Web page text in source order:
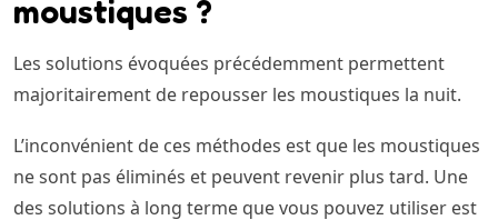
moustiques ?
Les solutions évoquées précédemment permettent
majoritairement de repousser les moustiques la nuit.
L’inconvénient de ces méthodes est que les moustiques
ne sont pas éliminés et peuvent revenir plus tard. Une
des solutions à long terme que vous pouvez utiliser est